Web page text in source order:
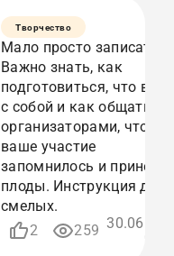
УЧАСТВОВАТЬ
ИЛИ
НАБЛЮДАТЬ?
КАК
ВЫЖАТЬ
МАКСИМУМ
ИЗ
ЛЮБОГО
Творчество
Мало просто
Важно знать, как
подготовиться, что
с собой и как общаться
организаторами, чтобы
ваше участие
запомнилось и
плоды. Инструкция для
смелых.
2
259